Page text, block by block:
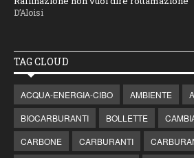
D’Aloisi
TAG CLOUD
ACQUA-ENERGIA-CIBO AMBIENTE
BIOCARBURANTI
BOLLETTE
CARBONE
CARBURANTI